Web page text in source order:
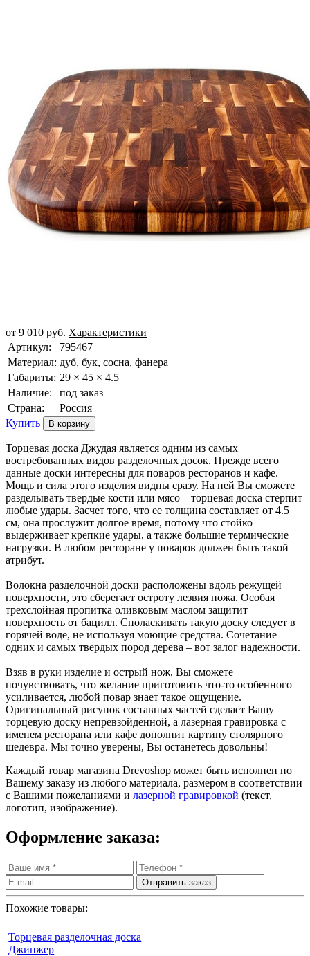
от 9 010 руб. Характеристики
Артикул:
795467
Материал: дуб, бук, сосна, фанера
Габариты: 29 × 45 × 4.5
Наличие:
под заказ
Страна:
Россия
Купить
Торцевая доска Джудая является одним из самых
востребованных видов разделочных досок. Прежде всего
данные доски интересны для поваров ресторанов и кафе.
Мощь и сила этого изделия видны сразу. На ней Вы сможете
разделывать твердые кости или мясо – торцевая доска стерпит
любые удары. Засчет того, что ее толщина составляет от 4.5
см, она прослужит долгое время, потому что стойко
выдерживает крепкие удары, а также большие термические
нагрузки. В любом ресторане у поваров должен быть такой
атрибут.
Волокна разделочной доски расположены вдоль режущей
поверхности, это сберегает остроту лезвия ножа. Особая
трехслойная пропитка оливковым маслом защитит
поверхность от бацилл. Споласкивать такую доску следует в
горячей воде, не используя моющие средства. Сочетание
одних и самых твердых пород дерева – вот залог надежности.
Взяв в руки изделие и острый нож, Вы сможете
почувствовать, что желание приготовить что-то особенного
усиливается, любой повар знает такое ощущение.
Оригинальный рисунок составных частей сделает Вашу
торцевую доску непревзойденной, а лазерная гравировка с
именем ресторана или кафе дополнит картину столярного
шедевра. Мы точно уверены, Вы останетесь довольны!
Каждый товар магазина Drevoshop может быть исполнен по
Вашему заказу из любого материала, размером в соответствии
с Вашими пожеланиями и лазерной гравировкой (текст,
логотип, изображение).
Оформление заказа:
Похожие товары:
Торцевая разделочная доска
Джинжер